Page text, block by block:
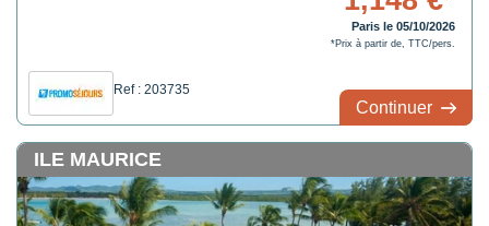
Ref : 203735
Paris le 05/10/2026
*Prix à partir de, TTC/pers.
Continuer
ILE MAURICE